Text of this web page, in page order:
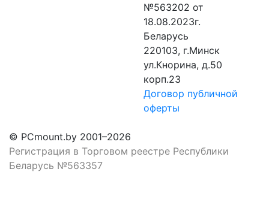
№563202 от
18.08.2023г.
Беларусь
220103, г.Минск
ул.Кнорина, д.50
корп.23
Договор публичной
оферты
© PCmount.by 2001–2026
Регистрация в Торговом реестре Республики
Беларусь №563357